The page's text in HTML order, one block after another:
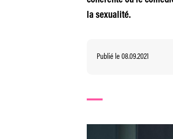
la sexualité.
Publié le 08.09.2021